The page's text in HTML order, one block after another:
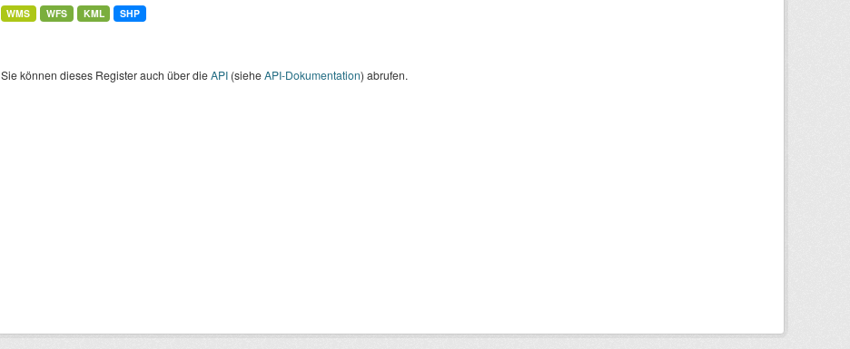
WMS WFS KML SHP
Sie können dieses Register auch über dieAPI(sieheAPI-Dokumentation) abrufen.